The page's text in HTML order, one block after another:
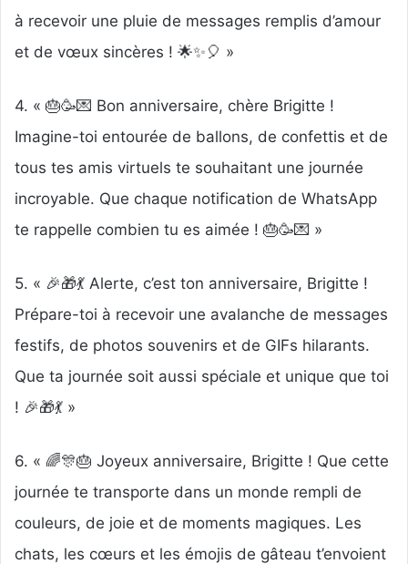
à recevoir une pluie de messages remplis d’amour
et de vœux sincères ! 🌟✨🎈 »
4. « 🎂🥳💌 Bon anniversaire, chère Brigitte !
Imagine-toi entourée de ballons, de confettis et de
tous tes amis virtuels te souhaitant une journée
incroyable. Que chaque notification de WhatsApp
te rappelle combien tu es aimée ! 🎂🥳💌 »
5. « 🎉🎁💃 Alerte, c’est ton anniversaire, Brigitte !
Prépare-toi à recevoir une avalanche de messages
festifs, de photos souvenirs et de GIFs hilarants.
Que ta journée soit aussi spéciale et unique que toi
! 🎉🎁💃 »
6. « 🌈🎊🎂 Joyeux anniversaire, Brigitte ! Que cette
journée te transporte dans un monde rempli de
couleurs, de joie et de moments magiques. Les
chats, les cœurs et les émojis de gâteau t’envoient